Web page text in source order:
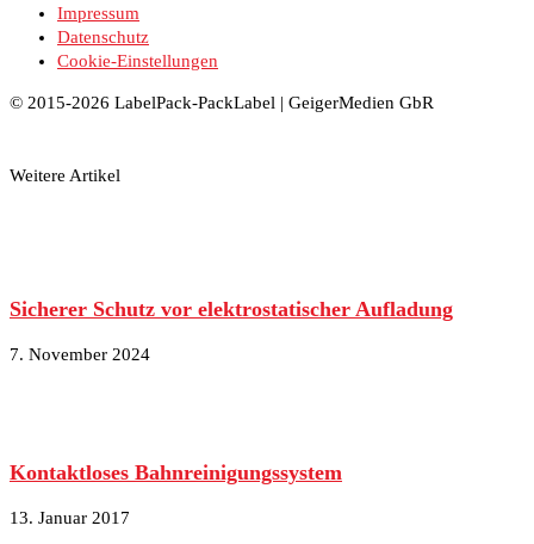
Impressum
Datenschutz
Cookie-Einstellungen
© 2015-2026 LabelPack-PackLabel | GeigerMedien GbR
Weitere Artikel
Sicherer Schutz vor elektrostatischer Aufladung
7. November 2024
Kontaktloses Bahnreinigungssystem
13. Januar 2017